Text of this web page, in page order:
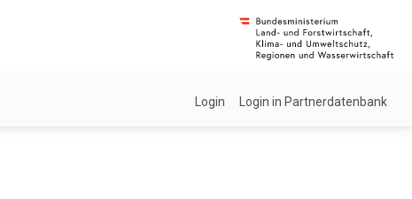
Login Login in Partnerdatenbank